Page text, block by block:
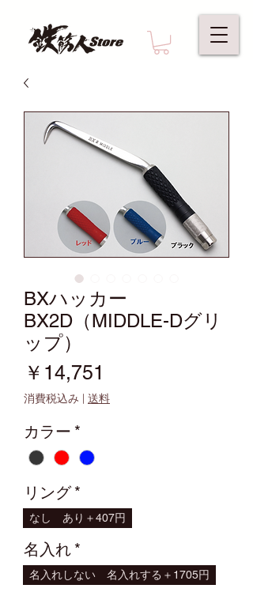
BXハッカー
BX2D（MIDDLE-Dグリ
ップ）
￥14,751
格
消費税込み | 送料
カラー *
リング *
なし あり＋407円
名入れ *
名入れしない 名入れする＋1705円